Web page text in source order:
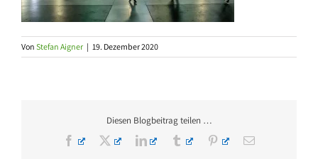
Von Stefan Aigner | 19. Dezember 2020
Diesen Blogbeitrag teilen …
Facebook
X LinkedInTumblr PinterestE-